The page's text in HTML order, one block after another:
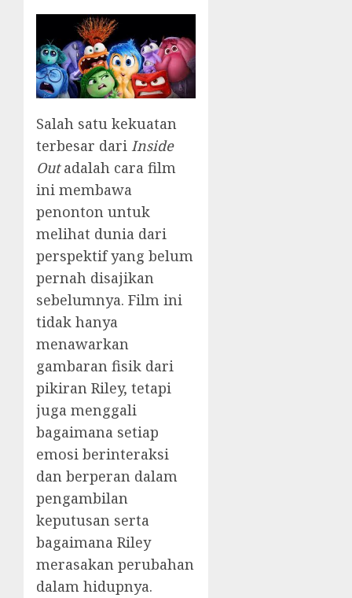
Salah satu kekuatan
terbesar dari Inside
Outadalah cara film
ini membawa
penonton untuk
melihat dunia dari
perspektif yang belum
pernah disajikan
sebelumnya. Film ini
tidak hanya
menawarkan
gambaran fisik dari
pikiran Riley, tetapi
juga menggali
bagaimana setiap
emosi berinteraksi
dan berperan dalam
pengambilan
keputusan serta
bagaimana Riley
merasakan perubahan
dalam hidupnya.